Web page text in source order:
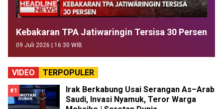
Kebakaran TPA Jatiwaringin Tersisa 30 Persen
09 Juli 2026 | 16:30 WIB
VIDEO TERPOPULER
#1
Irak Berkabung Usai Serangan As–Arab
Saudi, Invasi Nyamuk, Teror Warga